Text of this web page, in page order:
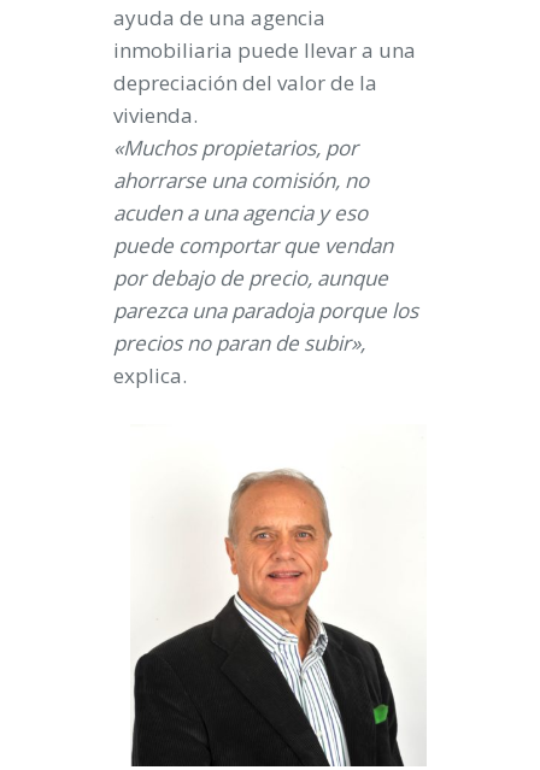
ayuda de una agencia
inmobiliaria puede llevar a una
depreciación del valor de la
vivienda.
«Muchos propietarios, por
ahorrarse una comisión, no
acuden a una agencia y eso
puede comportar que vendan
por debajo de precio, aunque
parezca una paradoja porque los
precios no paran de subir»,
explica.